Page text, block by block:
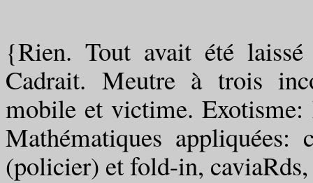
{Rien. Tout avait été
Cadrait. Meutre à trois
mobile et victime. Exotisme:
Mathématiques
(policier) et fold-in, caviaRds,